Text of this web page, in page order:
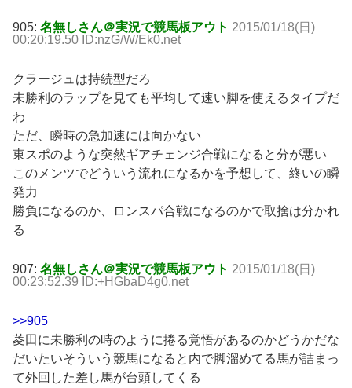
905: 名無しさん＠実況で競馬板アウト 2015/01/18(日)
00:20:19.50 ID:nzG/W/Ek0.net
クラージュは持続型だろ
未勝利のラップを見ても平均して速い脚を使えるタイプだ
わ
ただ、瞬時の急加速には向かない
東スポのような突然ギアチェンジ合戦になると分が悪い
このメンツでどういう流れになるかを予想して、終いの瞬
発力
勝負になるのか、ロンスパ合戦になるのかで取捨は分かれ
る
907: 名無しさん＠実況で競馬板アウト 2015/01/18(日)
00:23:52.39 ID:+HGbaD4g0.net
>>905
菱田に未勝利の時のように捲る覚悟があるのかどうかだな
だいたいそういう競馬になると内で脚溜めてる馬が詰まっ
て外回した差し馬が台頭してくる